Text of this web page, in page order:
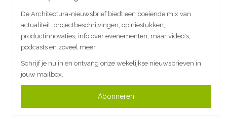
De Architectura-nieuwsbrief biedt een boeiende mix van
actualiteit, projectbeschrijvingen, opiniestukken,
productinnovaties, info over evenementen, maar video's,
podcasts en zoveel meer.
Schrijf je nu in en ontvang onze wekelijkse nieuwsbrieven in
jouw mailbox.
Abonneren